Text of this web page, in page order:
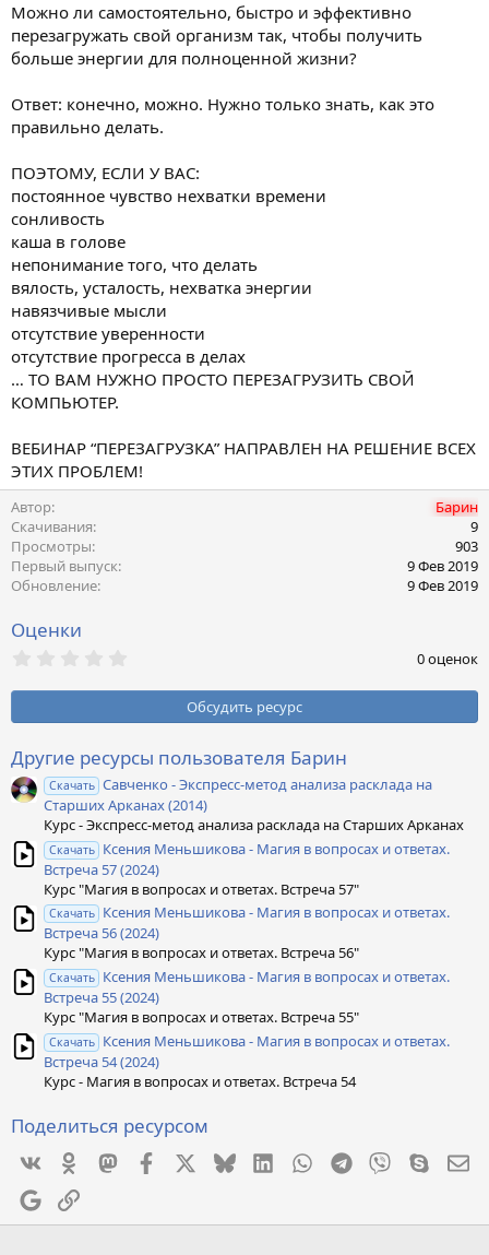
Можно ли самостоятельно, быстро и эффективно
перезагружать свой организм так, чтобы получить
больше энергии для полноценной жизни?
Ответ: конечно, можно. Нужно только знать, как это
правильно делать.
ПОЭТОМУ, ЕСЛИ У ВАС:
постоянное чувство нехватки времени
сонливость
каша в голове
непонимание того, что делать
вялость, усталость, нехватка энергии
навязчивые мысли
отсутствие уверенности
отсутствие прогресса в делах
… ТО ВАМ НУЖНО ПРОСТО ПЕРЕЗАГРУЗИТЬ СВОЙ
КОМПЬЮТЕР.
ВЕБИНАР “ПЕРЕЗАГРУЗКА” НАПРАВЛЕН НА РЕШЕНИЕ ВСЕХ
ЭТИХ ПРОБЛЕМ!
Автор
Барин
Скачивания
9
Просмотры
903
Первый выпуск
9 Фев 2019
Обновление
9 Фев 2019
Оценки
0
з
ё
з
д
0 оценок
Обсудить ресурс
Другие ресурсы пользователя Барин
Скачать Савченко - Экспресс-метод анализа расклада на
Старших Арканах (2014)
Курс - Экспресс-метод анализа расклада на Старших Арканах
Скачать Ксения Меньшикова - Магия в вопросах и ответах.
Встреча 57 (2024)
Курс "Магия в вопросах и ответах. Встреча 57"
Скачать Ксения Меньшикова - Магия в вопросах и ответах.
Встреча 56 (2024)
Курс "Магия в вопросах и ответах. Встреча 56"
Скачать Ксения Меньшикова - Магия в вопросах и ответах.
Встреча 55 (2024)
Курс "Магия в вопросах и ответах. Встреча 55"
Скачать Ксения Меньшикова - Магия в вопросах и ответах.
Встреча 54 (2024)
Курс - Магия в вопросах и ответах. Встреча 54
Поделиться ресурсом
VkontakteOdnoklassniki
MastodonFacebook BlueskyLinkedInWhatsApp
Telegram
Viber Skype
GoogleСсылка